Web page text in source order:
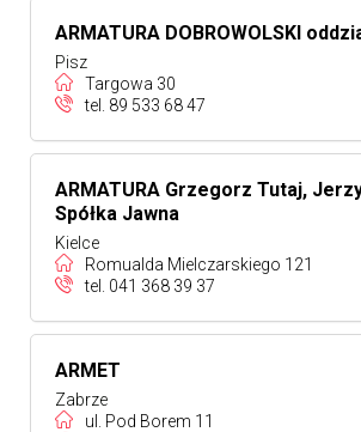
ARMATURA DOBROWOLSKI
Pisz
Targowa 30
tel. 89 533 68 47
ARMATURA Grzegorz Tutaj,
Spółka Jawna
Kielce
Romualda Mielczarskiego 121
tel. 041 368 39 37
ARMET
Zabrze
ul. Pod Borem 11